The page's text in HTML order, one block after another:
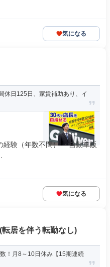
気になる
日125日、家賃補助あり、イ
験（年数不問） ・自動車販
気になる
居を伴う転勤なし)
！月8～10日休み【15期連続